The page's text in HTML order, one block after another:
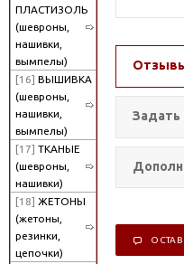
ПЛАСТИЗОЛЬ
(шевроны,
нашивки,
вымпелы)
[16] ВЫШИВКА
(шевроны,
нашивки,
вымпелы)
[17] ТКАНЫЕ
(шевроны,
нашивки)
[18] ЖЕТОНЫ
(жетоны,
резинки,
цепочки)
Задать